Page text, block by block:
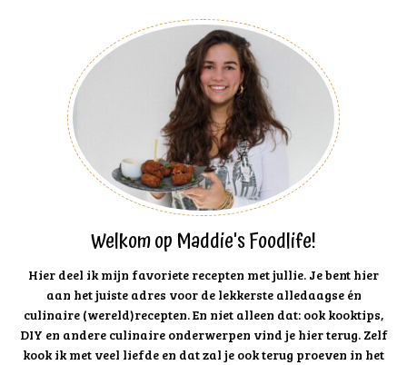
Welkom op Maddie's Foodlife!
Hier deel ik mijn favoriete recepten met jullie. Je bent hier
aan het juiste adres voor de lekkerste alledaagse én
culinaire (wereld)recepten. En niet alleen dat: ook kooktips,
DIY en andere culinaire onderwerpen vind je hier terug. Zelf
kook ik met veel liefde en dat zal je ook terug proeven in het